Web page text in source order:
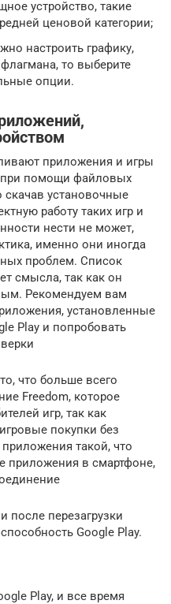
устройство, такие
ценовой категории;
настроить графику,
то выберите
опции.
приложения и игры
при помощи файловых
установочные
работу таких игр и
нести не может,
именно они иногда
проблем. Список
смысла, так как он
Рекомендуем вам
установленные
Play и попробовать
что больше всего
Freedom, которое
игр, так как
покупки без
такой, что
приложения в смартфоне,
после перезагрузки
Google Play.
Play, и все время